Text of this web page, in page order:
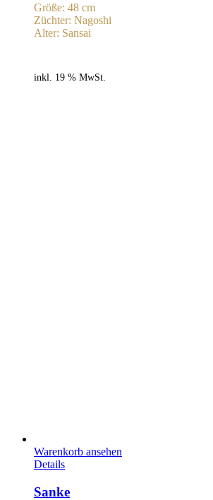
Größe: 48 cm
Züchter: Nagoshi
Alter: Sansai
inkl. 19 % MwSt.
Warenkorb ansehen
Details
Sanke